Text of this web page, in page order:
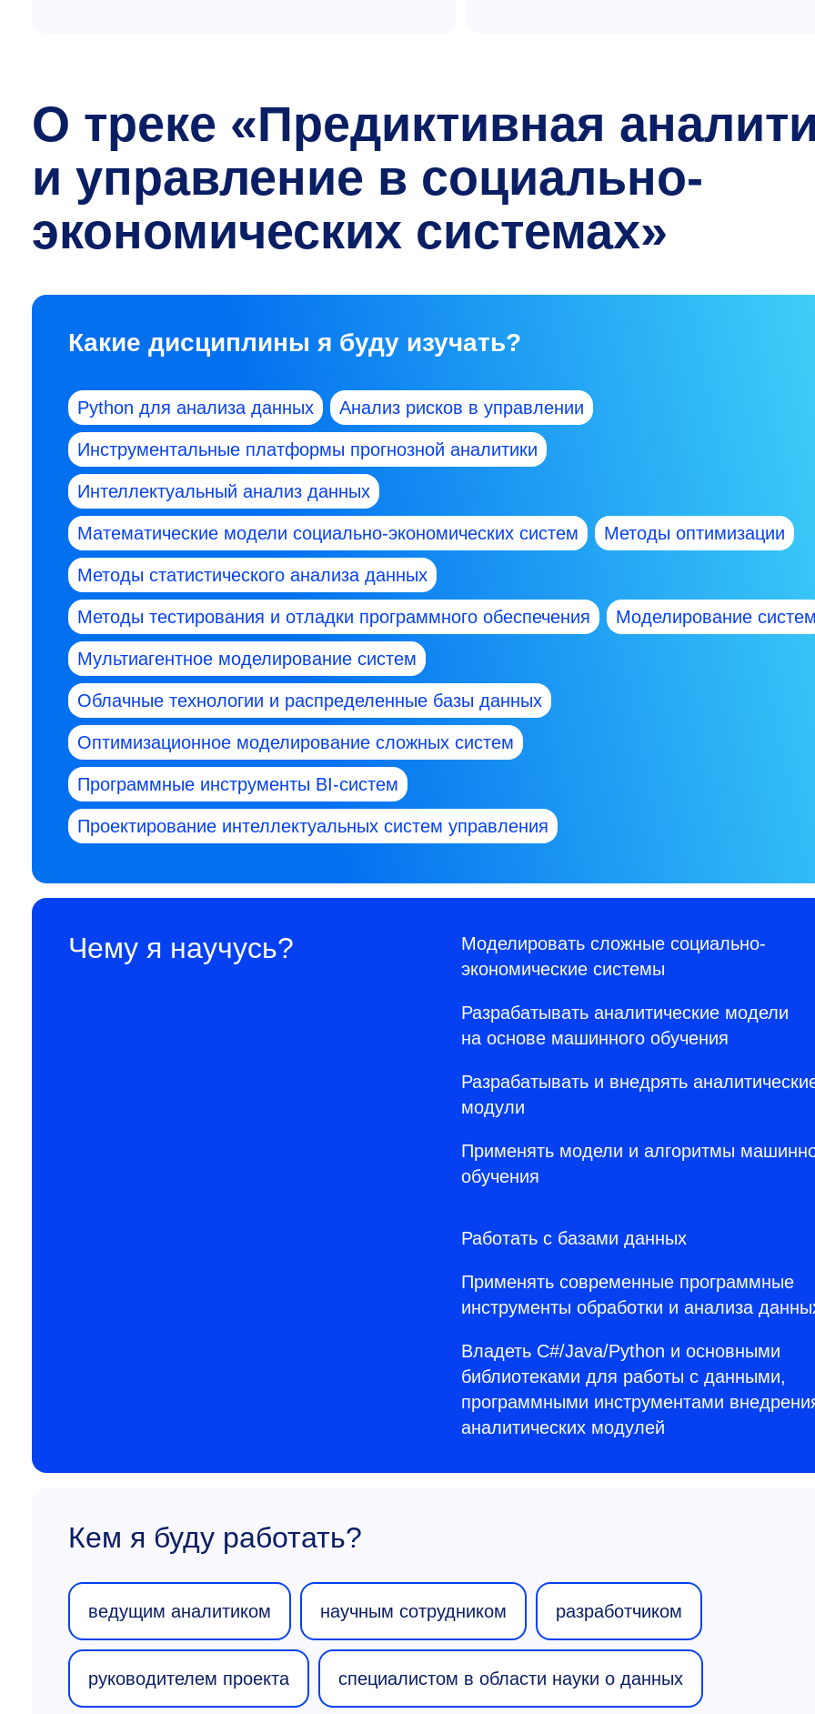
О треке «Предиктивная
и управление в социально-
экономических системах»
Какие дисциплины я буду изучать?
Python для анализа данных Анализ рисков в управлении
Инструментальные платформы прогнозной аналитики
Интеллектуальный анализ данных
Математические модели социально-экономических систем Методы оптимизации
Методы статистического анализа данных
Методы тестирования и отладки программного обеспечения Моделирование
Мультиагентное моделирование систем
Облачные технологии и распределенные базы данных
Оптимизационное моделирование сложных систем
Программные инструменты BI-систем
Проектирование интеллектуальных систем управления
Чему я научусь?
Моделировать сложные социально-
экономические системы
Разрабатывать аналитические модели
на основе машинного обучения
Разрабатывать и внедрять
модули
Применять модели и алгоритмы
обучения
Работать с базами данных
Применять современные программные
инструменты обработки и анализа
Владеть C#/Java/Python и основными
библиотеками для работы с данными,
программными инструментами
аналитических модулей
Кем я буду работать?
ведущим аналитиком научным сотрудником разработчиком
руководителем проекта специалистом в области науки о данных